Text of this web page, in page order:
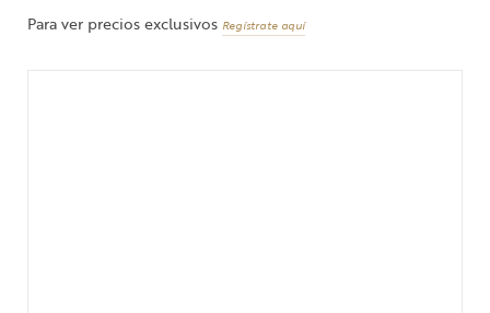
Para ver precios exclusivos Regístrate aquí